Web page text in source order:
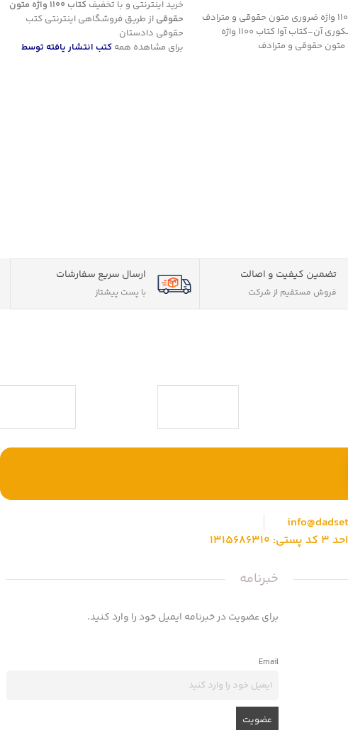
کتاب 1100 واژه ضروری متون حقوقی و مترادف
های کنکوری آن-کتاب آوا کتاب 1100 واژه
حقوقی و مترادف
خرید اینترنتی و با تخفیف
کتاب 1100 واژه متون
حقوقی از طریق فروشگاهی اینترنتی کتب
حقوقی دادستان
برای مشاهده همهکتب انتشار یافته توسط
تضمین کیفیت و اصالت
فروش مستقیم از شرکت
ارسال سریع سفارشات
با پست پیشتاز
خبرنامه
برای عضویت در خبرنامه ایمیل خود را وارد کنید.
Email